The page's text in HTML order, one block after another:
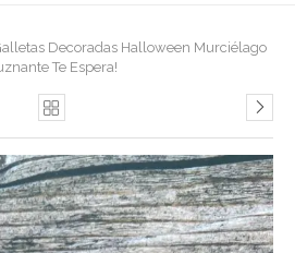
Decoradas Halloween Murciélago
Te Espera!